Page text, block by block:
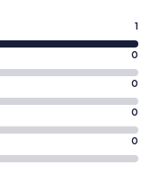
1
0
0
0
0